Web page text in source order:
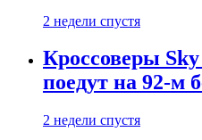
2 недели спустя
Кроссоверы
поедут на 92-м
2 недели спустя